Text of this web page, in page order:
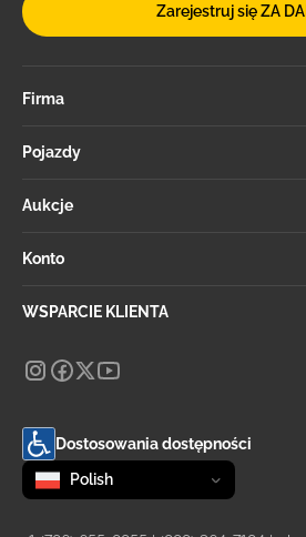
Zarejestruj się ZA
Firma
Pojazdy
Aukcje
Konto
WSPARCIE KLIENTA
Dostosowania dostępności
Zmień język
selected
Polish